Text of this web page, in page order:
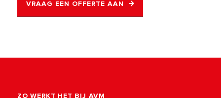
VRAAG EEN OFFERTE AAN
ZO WERKT HET BIJ AVM